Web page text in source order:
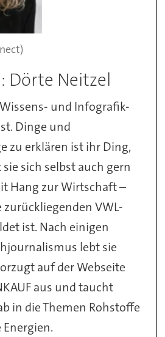
Dörte Neitzel
und Infografik-
Dinge und
zu erklären ist ihr Ding,
sich selbst auch gern
Hang zur Wirtschaft –
VWL-
ist. Nach einigen
lebt sie
auf der Webseite
aus und taucht
in die Themen Rohstoffe